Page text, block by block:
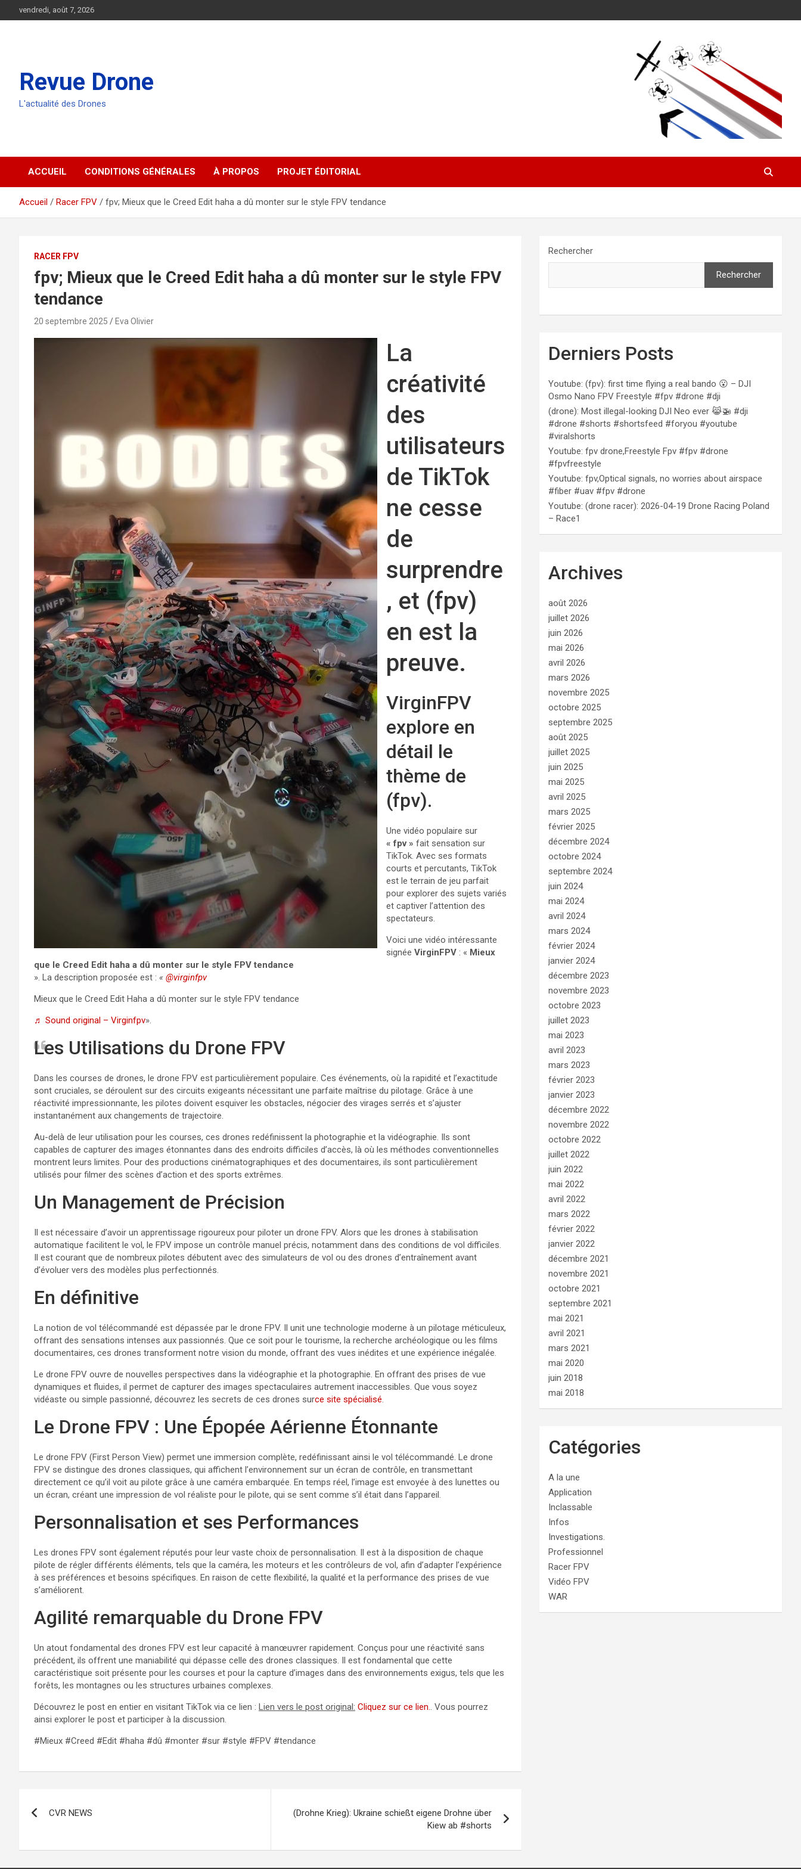
au
vendredi, août 7, 2026
Revue Drone
L'actualité des Drones
ACCUEIL CONDITIONS GÉNÉRALES À PROPOS PROJET ÉDITORIAL
Accueil Racer FPV fpv; Mieux que le Creed Edit haha ​​a dû monter sur le style FPV tendance
RACER FPV
fpv; Mieux que le Creed Edit haha ​​a dû monter sur le style FPV
tendance
20 septembre 2025 Eva Olivier
La
créativité
des
utilisateurs
de TikTok
ne cesse
de
surprendre
, et (fpv)
en est la
preuve.
VirginFPV
explore en
détail le
thème de
(fpv).
Une vidéo populaire sur
« fpv » fait sensation sur
TikTok. Avec ses formats
courts et percutants, TikTok
est le terrain de jeu parfait
pour explorer des sujets variés
et captiver l’attention des
spectateurs.
Voici une vidéo intéressante
signée VirginFPV : « Mieux
que le Creed Edit haha ​​a dû monter sur le style FPV tendance
». La description proposée est : « @virginfpv
Mieux que le Creed Edit Haha a dû monter sur le style FPV tendance
♬ Sound original – Virginfpv».
Les Utilisations du Drone FPV
Dans les courses de drones, le drone FPV est particulièrement populaire. Ces événements, où la rapidité et l’exactitude
sont cruciales, se déroulent sur des circuits exigeants nécessitant une parfaite maîtrise du pilotage. Grâce à une
réactivité impressionnante, les pilotes doivent esquiver les obstacles, négocier des virages serrés et s’ajuster
instantanément aux changements de trajectoire.
Au-delà de leur utilisation pour les courses, ces drones redéfinissent la photographie et la vidéographie. Ils sont
capables de capturer des images étonnantes dans des endroits difficiles d’accès, là où les méthodes conventionnelles
montrent leurs limites. Pour des productions cinématographiques et des documentaires, ils sont particulièrement
utilisés pour filmer des scènes d’action et des sports extrêmes.
Un Management de Précision
Il est nécessaire d’avoir un apprentissage rigoureux pour piloter un drone FPV. Alors que les drones à stabilisation
automatique facilitent le vol, le FPV impose un contrôle manuel précis, notamment dans des conditions de vol difficiles.
Il est courant que de nombreux pilotes débutent avec des simulateurs de vol ou des drones d’entraînement avant
d’évoluer vers des modèles plus perfectionnés.
En définitive
La notion de vol télécommandé est dépassée par le drone FPV. Il unit une technologie moderne à un pilotage méticuleux,
offrant des sensations intenses aux passionnés. Que ce soit pour le tourisme, la recherche archéologique ou les films
documentaires, ces drones transforment notre vision du monde, offrant des vues inédites et une expérience inégalée.
Le drone FPV ouvre de nouvelles perspectives dans la vidéographie et la photographie. En offrant des prises de vue
dynamiques et fluides, il permet de capturer des images spectaculaires autrement inaccessibles. Que vous soyez
vidéaste ou simple passionné, découvrez les secrets de ces drones surce site spécialisé.
Le Drone FPV : Une Épopée Aérienne Étonnante
Le drone FPV (First Person View) permet une immersion complète, redéfinissant ainsi le vol télécommandé. Le drone
FPV se distingue des drones classiques, qui affichent l’environnement sur un écran de contrôle, en transmettant
directement ce qu’il voit au pilote grâce à une caméra embarquée. En temps réel, l’image est envoyée à des lunettes ou
un écran, créant une impression de vol réaliste pour le pilote, qui se sent comme s’il était dans l’appareil.
Personnalisation et ses Performances
Les drones FPV sont également réputés pour leur vaste choix de personnalisation. Il est à la disposition de chaque
pilote de régler différents éléments, tels que la caméra, les moteurs et les contrôleurs de vol, afin d’adapter l’expérience
à ses préférences et besoins spécifiques. En raison de cette flexibilité, la qualité et la performance des prises de vue
s’améliorent.
Agilité remarquable du Drone FPV
Un atout fondamental des drones FPV est leur capacité à manœuvrer rapidement. Conçus pour une réactivité sans
précédent, ils offrent une maniabilité qui dépasse celle des drones classiques. Il est fondamental que cette
caractéristique soit présente pour les courses et pour la capture d’images dans des environnements exigus, tels que les
forêts, les montagnes ou les structures urbaines complexes.
Découvrez le post en entier en visitant TikTok via ce lien : Lien vers le post original: Cliquez sur ce lien.. Vous pourrez
ainsi explorer le post et participer à la discussion.
#Mieux #Creed #Edit #haha #dû #monter #sur #style #FPV #tendance
de
l’article
CVR NEWS
(Drohne Krieg): Ukraine schießt eigene Drohne über
Kiew ab #shorts
Rechercher
Rechercher
Derniers Posts
Youtube: (fpv): first time flying a real bando 😮 – DJI
Osmo Nano FPV Freestyle #fpv #drone #dji
(drone): Most illegal-looking DJI Neo ever 😹🚁 #dji
#drone #shorts #shortsfeed #foryou #youtube
#viralshorts
Youtube: fpv drone,Freestyle Fpv #fpv #drone
#fpvfreestyle
Youtube: fpv,Optical signals, no worries about airspace
#fiber #uav #fpv #drone
Youtube: (drone racer): 2026-04-19 Drone Racing Poland
– Race1
Archives
août 2026
juillet 2026
juin 2026
mai 2026
avril 2026
mars 2026
novembre 2025
octobre 2025
septembre 2025
août 2025
juillet 2025
juin 2025
mai 2025
avril 2025
mars 2025
février 2025
décembre 2024
octobre 2024
septembre 2024
juin 2024
mai 2024
avril 2024
mars 2024
février 2024
janvier 2024
décembre 2023
novembre 2023
octobre 2023
juillet 2023
mai 2023
avril 2023
mars 2023
février 2023
janvier 2023
décembre 2022
novembre 2022
octobre 2022
juillet 2022
juin 2022
mai 2022
avril 2022
mars 2022
février 2022
janvier 2022
décembre 2021
novembre 2021
octobre 2021
septembre 2021
mai 2021
avril 2021
mars 2021
mai 2020
juin 2018
mai 2018
Catégories
A la une
Application
Inclassable
Infos
Investigations.
Professionnel
Racer FPV
Vidéo FPV
WAR